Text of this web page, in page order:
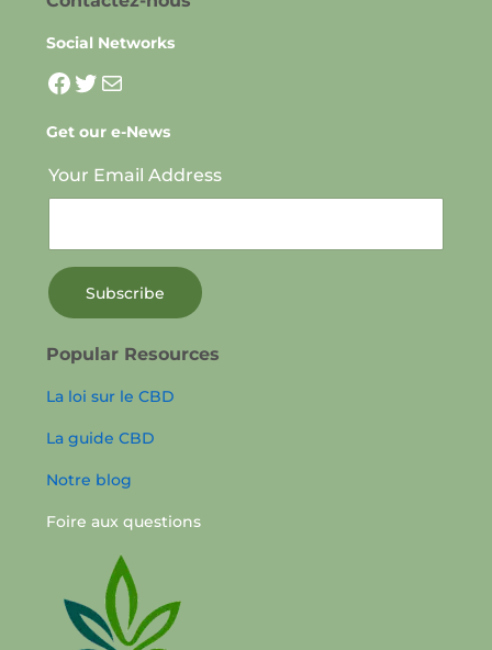
Social Networks
La page facebook pour
Twitter
Mail
Get our e-News
Your Email Address
Popular Resources
La loi sur le CBD
La guide CBD
Notre blog
Foire aux questions